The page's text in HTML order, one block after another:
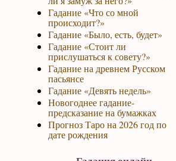
Гадание «Что со мной
происходит?»
Гадание «Было, есть, будет»
Гадание «Стоит ли
прислушаться к совету?»
Гадание на древнем Русском
пасьянсе
Гадание «Девять недель»
Новогоднее гадание-
предсказание на бумажках
Прогноз Таро на 2026 год по
дате рождения